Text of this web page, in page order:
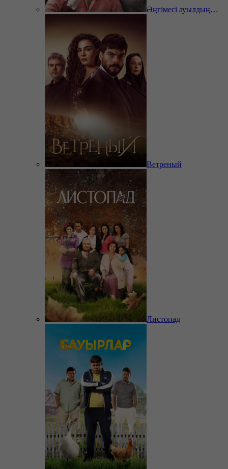
Әңгімесі ауылдың…
Ветреный
Листопад